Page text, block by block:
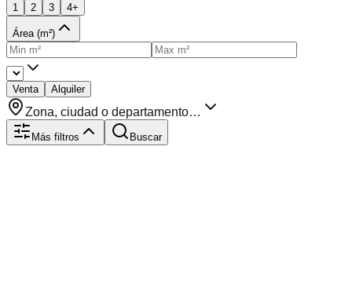
1 2 3 4+
Área (m²)
Venta Alquiler
Zona, ciudad o departamento…
Más filtros Buscar